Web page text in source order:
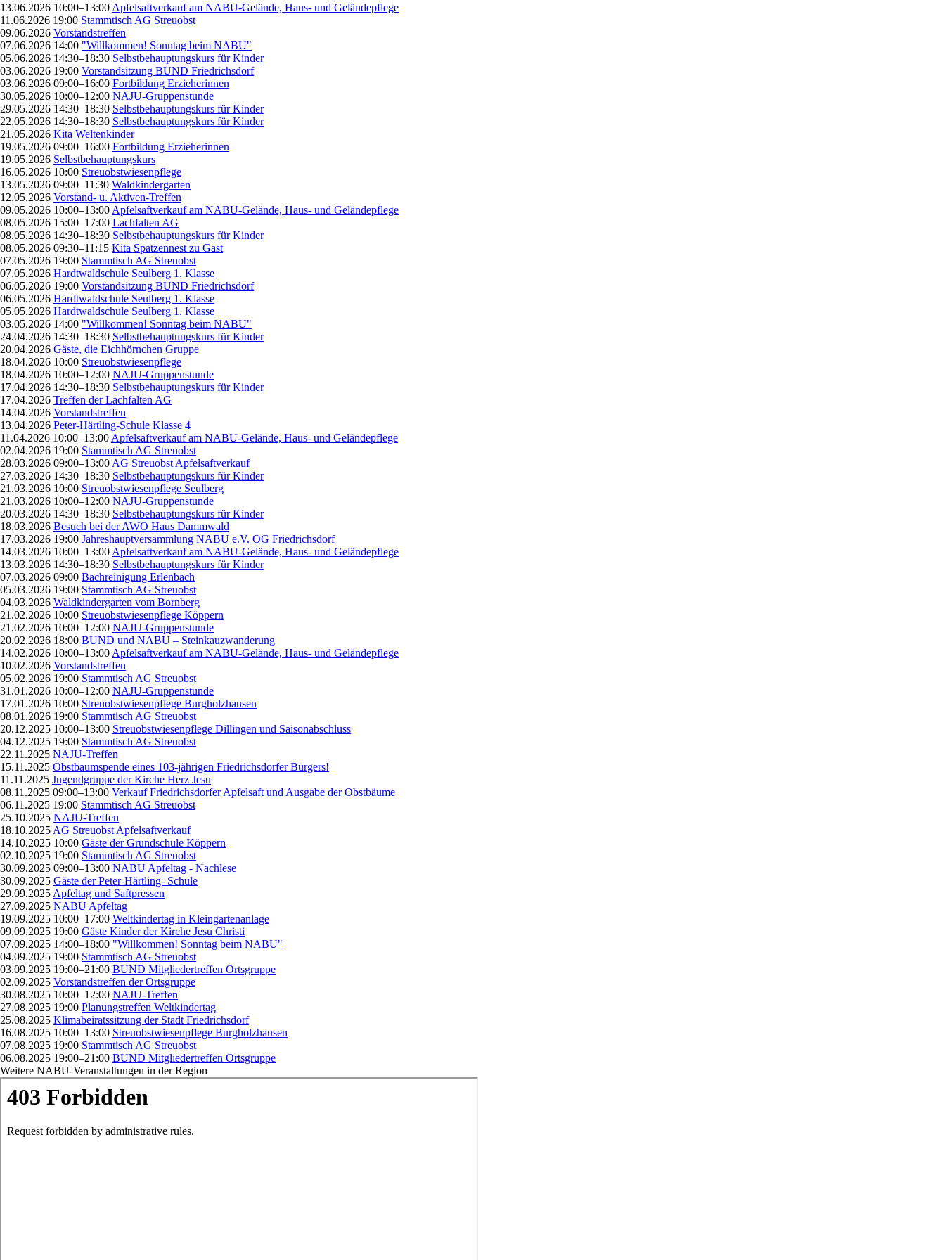
13.06.2026 10:00–13:00 Apfelsaftverkauf am NABU-Gelände, Haus- und Geländepflege
11.06.2026 19:00 Stammtisch AG Streuobst
09.06.2026 Vorstandstreffen
07.06.2026 14:00 "Willkommen! Sonntag beim NABU"
05.06.2026 14:30–18:30 Selbstbehauptungskurs für Kinder
03.06.2026 19:00 Vorstandsitzung BUND Friedrichsdorf
03.06.2026 09:00–16:00 Fortbildung Erzieherinnen
30.05.2026 10:00–12:00 NAJU-Gruppenstunde
29.05.2026 14:30–18:30 Selbstbehauptungskurs für Kinder
22.05.2026 14:30–18:30 Selbstbehauptungskurs für Kinder
21.05.2026 Kita Weltenkinder
19.05.2026 09:00–16:00 Fortbildung Erzieherinnen
19.05.2026 Selbstbehauptungskurs
16.05.2026 10:00 Streuobstwiesenpflege
13.05.2026 09:00–11:30 Waldkindergarten
12.05.2026 Vorstand- u. Aktiven-Treffen
09.05.2026 10:00–13:00 Apfelsaftverkauf am NABU-Gelände, Haus- und Geländepflege
08.05.2026 15:00–17:00 Lachfalten AG
08.05.2026 14:30–18:30 Selbstbehauptungskurs für Kinder
08.05.2026 09:30–11:15 Kita Spatzennest zu Gast
07.05.2026 19:00 Stammtisch AG Streuobst
07.05.2026 Hardtwaldschule Seulberg 1. Klasse
06.05.2026 19:00 Vorstandsitzung BUND Friedrichsdorf
06.05.2026 Hardtwaldschule Seulberg 1. Klasse
05.05.2026 Hardtwaldschule Seulberg 1. Klasse
03.05.2026 14:00 "Willkommen! Sonntag beim NABU"
24.04.2026 14:30–18:30 Selbstbehauptungskurs für Kinder
20.04.2026 Gäste, die Eichhörnchen Gruppe
18.04.2026 10:00 Streuobstwiesenpflege
18.04.2026 10:00–12:00 NAJU-Gruppenstunde
17.04.2026 14:30–18:30 Selbstbehauptungskurs für Kinder
17.04.2026 Treffen der Lachfalten AG
14.04.2026 Vorstandstreffen
13.04.2026 Peter-Härtling-Schule Klasse 4
11.04.2026 10:00–13:00 Apfelsaftverkauf am NABU-Gelände, Haus- und Geländepflege
02.04.2026 19:00 Stammtisch AG Streuobst
28.03.2026 09:00–13:00 AG Streuobst Apfelsaftverkauf
27.03.2026 14:30–18:30 Selbstbehauptungskurs für Kinder
21.03.2026 10:00 Streuobstwiesenpflege Seulberg
21.03.2026 10:00–12:00 NAJU-Gruppenstunde
20.03.2026 14:30–18:30 Selbstbehauptungskurs für Kinder
18.03.2026 Besuch bei der AWO Haus Dammwald
17.03.2026 19:00 Jahreshauptversammlung NABU e.V. OG Friedrichsdorf
14.03.2026 10:00–13:00 Apfelsaftverkauf am NABU-Gelände, Haus- und Geländepflege
13.03.2026 14:30–18:30 Selbstbehauptungskurs für Kinder
07.03.2026 09:00 Bachreinigung Erlenbach
05.03.2026 19:00 Stammtisch AG Streuobst
04.03.2026 Waldkindergarten vom Bornberg
21.02.2026 10:00 Streuobstwiesenpflege Köppern
21.02.2026 10:00–12:00 NAJU-Gruppenstunde
20.02.2026 18:00 BUND und NABU – Steinkauzwanderung
14.02.2026 10:00–13:00 Apfelsaftverkauf am NABU-Gelände, Haus- und Geländepflege
10.02.2026 Vorstandstreffen
05.02.2026 19:00 Stammtisch AG Streuobst
31.01.2026 10:00–12:00 NAJU-Gruppenstunde
17.01.2026 10:00 Streuobstwiesenpflege Burgholzhausen
08.01.2026 19:00 Stammtisch AG Streuobst
20.12.2025 10:00–13:00 Streuobstwiesenpflege Dillingen und Saisonabschluss
04.12.2025 19:00 Stammtisch AG Streuobst
22.11.2025 NAJU-Treffen
15.11.2025 Obstbaumspende eines 103-jährigen Friedrichsdorfer Bürgers!
11.11.2025 Jugendgruppe der Kirche Herz Jesu
08.11.2025 09:00–13:00 Verkauf Friedrichsdorfer Apfelsaft und Ausgabe der Obstbäume
06.11.2025 19:00 Stammtisch AG Streuobst
25.10.2025 NAJU-Treffen
18.10.2025 AG Streuobst Apfelsaftverkauf
14.10.2025 10:00 Gäste der Grundschule Köppern
02.10.2025 19:00 Stammtisch AG Streuobst
30.09.2025 09:00–13:00 NABU Apfeltag - Nachlese
30.09.2025 Gäste der Peter-Härtling- Schule
29.09.2025 Apfeltag und Saftpressen
27.09.2025 NABU Apfeltag
19.09.2025 10:00–17:00 Weltkindertag in Kleingartenanlage
09.09.2025 19:00 Gäste Kinder der Kirche Jesu Christi
07.09.2025 14:00–18:00 "Willkommen! Sonntag beim NABU"
04.09.2025 19:00 Stammtisch AG Streuobst
03.09.2025 19:00–21:00 BUND Mitgliedertreffen Ortsgruppe
02.09.2025 Vorstandstreffen der Ortsgruppe
30.08.2025 10:00–12:00 NAJU-Treffen
27.08.2025 19:00 Planungstreffen Weltkindertag
25.08.2025 Klimabeiratssitzung der Stadt Friedrichsdorf
16.08.2025 10:00–13:00 Streuobstwiesenpflege Burgholzhausen
07.08.2025 19:00 Stammtisch AG Streuobst
06.08.2025 19:00–21:00 BUND Mitgliedertreffen Ortsgruppe
Weitere NABU-Veranstaltungen in der Region